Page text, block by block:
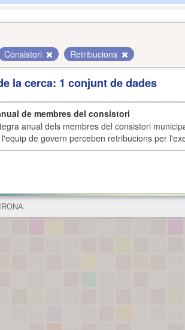
Consistori Retribucions
la cerca: 1 conjunt de dades
de membres del consistori
anual dels membres del consistori
de govern perceben retribucions per